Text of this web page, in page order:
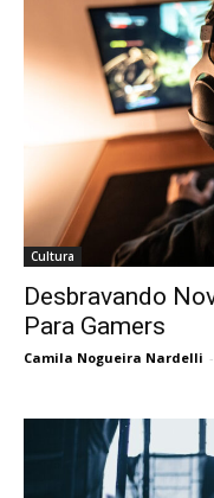
Cultura
Desbravando
Para Gamers
Camila Nogueira Nardelli -